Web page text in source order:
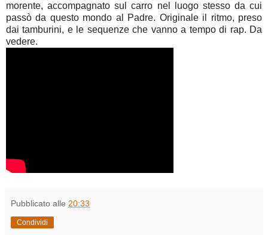
morente, accompagnato sul carro nel luogo stesso da cui
passò da questo mondo al Padre. Originale il ritmo, preso
dai tamburini, e le sequenze che vanno a tempo di rap. Da
vedere.
Pubblicato alle 20:33
Condividi